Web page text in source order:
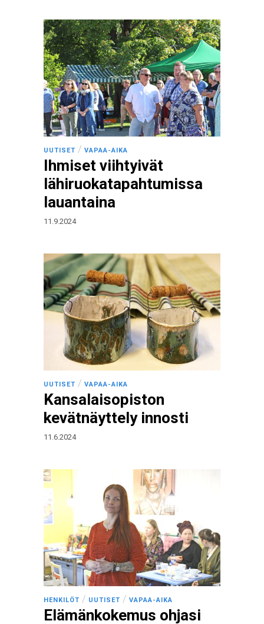
UUTISET / VAPAA-AIKA
Ihmiset viihtyivät
lähiruokatapahtumissa
lauantaina
11.9.2024
UUTISET / VAPAA-AIKA
Kansalaisopiston
kevätnäyttely innosti
11.6.2024
HENKILÖT / UUTISET / VAPAA-AIKA
Elämänkokemus ohjasi